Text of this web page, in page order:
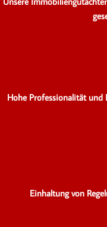
Hohe Professionalität
Einhaltung von